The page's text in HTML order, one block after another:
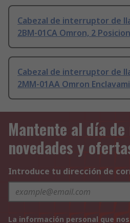
Cabezal de interruptor de
2BM-01CA Omron, 2
Cabezal de interruptor de
2MM-01AA Omron
Mantente al día
novedades y
Introduce tu dirección de
La información personal que